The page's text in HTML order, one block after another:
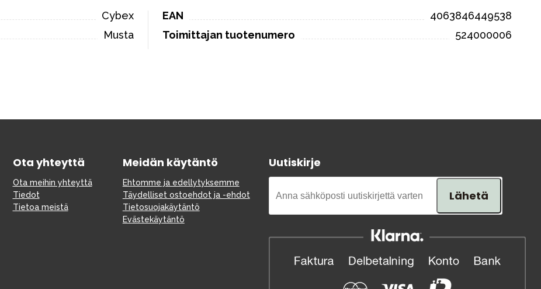
Cybex
Musta
EAN
4063846449538
Toimittajan tuotenumero
524000006
Ota yhteyttä
Ota meihin yhteyttä
Tiedot
Tietoa meistä
Meidän käytäntö
Ehtomme ja edellytyksemme
Täydelliset ostoehdot ja -ehdot
Tietosuojakäytäntö
Evästekäytäntö
Uutiskirje
Lähetä